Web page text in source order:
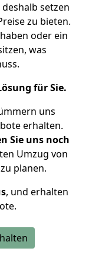
setzen
zu bieten.
oder ein
was
für Sie.
uns
erhalten.
Sie uns noch
Umzug von
planen.
, und erhalten